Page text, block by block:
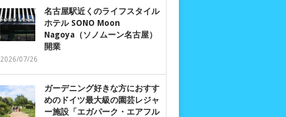
名古屋駅近くのライフスタイル
ホテル SONO Moon
Nagoya（ソノムーン名古屋）
開業
2026/07/26
ガーデニング好きな方におすす
めのドイツ最大級の園芸レジャ
ー施設「エガパーク・エアフル